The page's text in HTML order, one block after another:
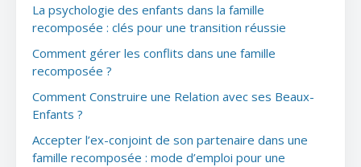
La psychologie des enfants dans la famille
recomposée : clés pour une transition réussie
Comment gérer les conflits dans une famille
recomposée ?
Comment Construire une Relation avec ses Beaux-
Enfants ?
Accepter l’ex-conjoint de son partenaire dans une
famille recomposée : mode d’emploi pour une